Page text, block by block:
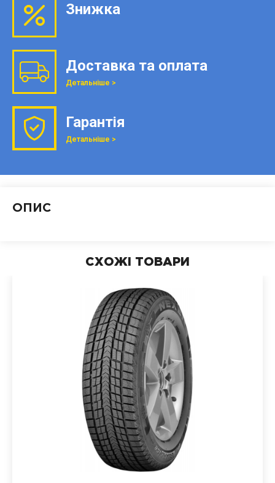
Знижка
Доставка та оплата
Детальніше >
Гарантія
Детальніше >
ОПИС
СХОЖІ ТОВАРИ